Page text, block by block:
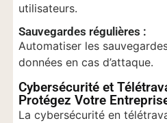
utilisateurs.
Sauvegardes régulières :
Automatiser les
données en cas d’attaque.
Cybersécurité et
Protégez Votre
La cybersécurité en